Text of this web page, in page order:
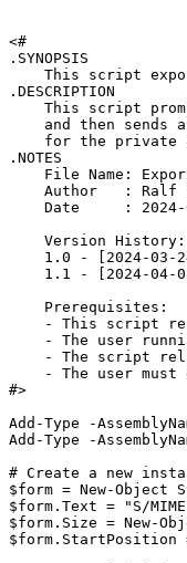
<#
.SYNOPSIS
This script
.DESCRIPTION
This script
and then sends
for the private
.NOTES
File Name:
Author   : Ralf
Date     :
    Version History:
1.0 - [2024-03-
1.1 - [2024-04-
    Prerequisites:
- This script
- The user
- The script
- The user must
#>
Add-Type -
Add-Type -
# Create a new
$form = New-Object
$form.Text = "S/
$form.Size = New-
$form.StartPosition